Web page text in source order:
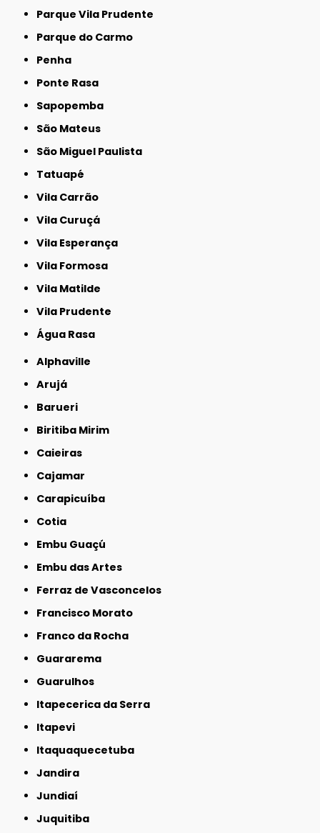
Parque Vila Prudente
Parque do Carmo
Penha
Ponte Rasa
Sapopemba
São Mateus
São Miguel Paulista
Tatuapé
Vila Carrão
Vila Curuçá
Vila Esperança
Vila Formosa
Vila Matilde
Vila Prudente
Água Rasa
Alphaville
Arujá
Barueri
Biritiba Mirim
Caieiras
Cajamar
Carapicuíba
Cotia
Embu Guaçú
Embu das Artes
Ferraz de Vasconcelos
Francisco Morato
Franco da Rocha
Guararema
Guarulhos
Itapecerica da Serra
Itapevi
Itaquaquecetuba
Jandira
Jundiaí
Juquitiba